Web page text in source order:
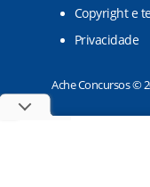
Copyright e
Privacidade
Ache Concursos ©